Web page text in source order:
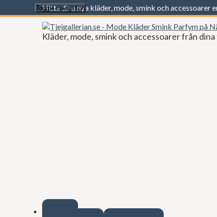
Hitta dina nya kläder, mode, smink och accessoarer
Kläder, mode, smink och accessoarer från
Toggle navigation